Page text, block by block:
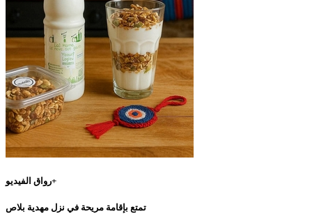
رواق الفيديو+
تمتع بإقامة مريحة في نزل مهدية بلاص